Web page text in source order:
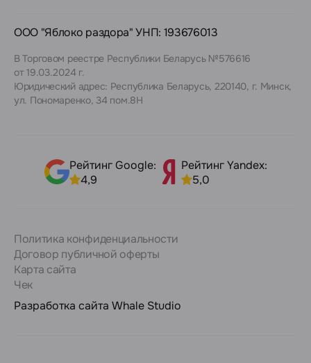
ООО "Яблоко раздора" УНП: 193676013
В Торговом реестре Республики Беларусь №576616
от 19.03.2024 г.
Юридический адрес: Республика Беларусь, 220140, г. Минск,
ул. Пономаренко, 34 пом.8Н
Рейтинг Google:
4,9
Рейтинг Yandex:
5,0
Политика конфиденциальности
Договор публичной оферты
Карта сайта
Чек
Разработка сайта Whale Studio